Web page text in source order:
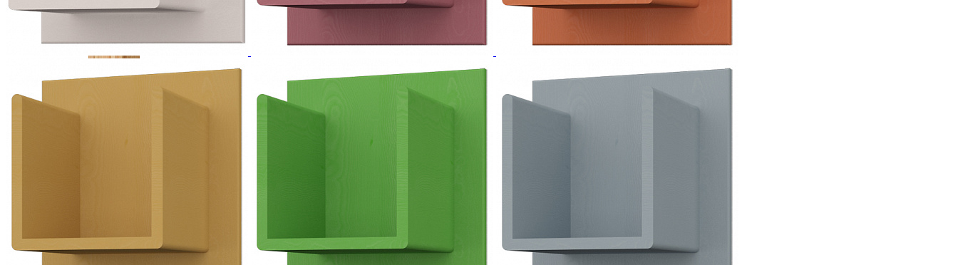
Прикроватная тумба PIN MAGIC KTC11
25 690 ₽
Столы кофейные и чайные
Столы обеденные